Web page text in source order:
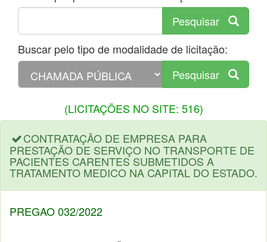
Pesquisar
Buscar pelo tipo de modalidade de licitação:
Pesquisar
(LICITAÇÕES NO SITE: 516)
CONTRATAÇÃO DE EMPRESA PARA
PRESTAÇÃO DE SERVIÇO NO TRANSPORTE DE
PACIENTES CARENTES SUBMETIDOS A
TRATAMENTO MEDICO NA CAPITAL DO ESTADO.
PREGAO 032/2022